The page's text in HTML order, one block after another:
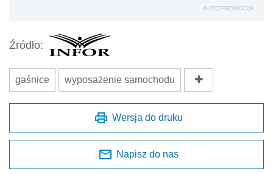
AUTOPROMOCJA
Źródło:
gaśnice wyposażenie samochodu
Wersja do druku
Napisz do nas